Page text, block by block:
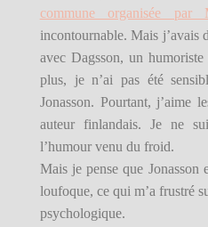
commune organisée par
incontournable. Mais j’avais
avec Dagsson, un
plus, je n’ai pas été
Jonasson. Pourtant, j’aime
auteur finlandais. Je ne
l’humour venu du froid.
Mais je pense que Jonasson
loufoque, ce qui m’a frustré
psychologique.